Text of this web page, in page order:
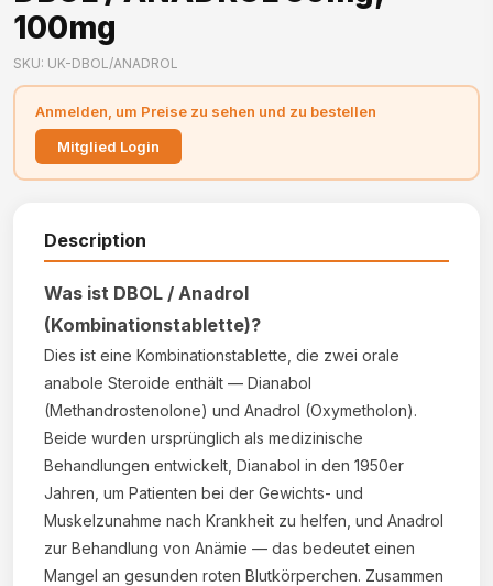
100mg
SKU: UK-DBOL/ANADROL
Anmelden, um Preise zu sehen und zu bestellen
Mitglied Login
Description
Was ist DBOL / Anadrol
(Kombinationstablette)?
Dies ist eine Kombinationstablette, die zwei orale
anabole Steroide enthält — Dianabol
(Methandrostenolone) und Anadrol (Oxymetholon).
Beide wurden ursprünglich als medizinische
Behandlungen entwickelt, Dianabol in den 1950er
Jahren, um Patienten bei der Gewichts- und
Muskelzunahme nach Krankheit zu helfen, und Anadrol
zur Behandlung von Anämie — das bedeutet einen
Mangel an gesunden roten Blutkörperchen. Zusammen